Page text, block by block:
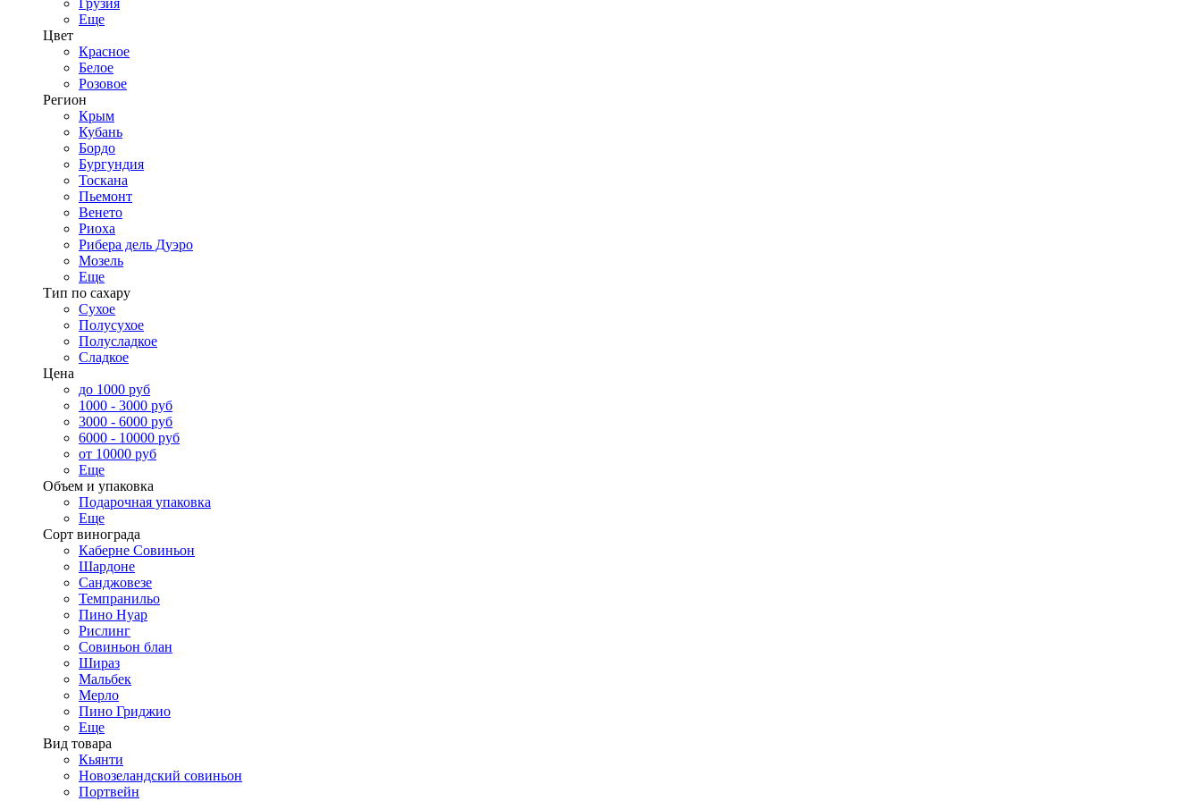
Грузия
Еще
Цвет
Красное
Белое
Розовое
Регион
Крым
Кубань
Бордо
Бургундия
Тоскана
Пьемонт
Венето
Риоха
Рибера дель Дуэро
Мозель
Еще
Тип по сахару
Сухое
Полусухое
Полусладкое
Сладкое
Цена
до 1000 руб
1000 - 3000 руб
3000 - 6000 руб
6000 - 10000 руб
от 10000 руб
Еще
Объем и упаковка
Подарочная упаковка
Еще
Сорт винограда
Каберне Совиньон
Шардоне
Санджовезе
Темпранильо
Пино Нуар
Рислинг
Совиньон блан
Шираз
Мальбек
Мерло
Пино Гриджио
Еще
Вид товара
Кьянти
Новозеландский совиньон
Портвейн